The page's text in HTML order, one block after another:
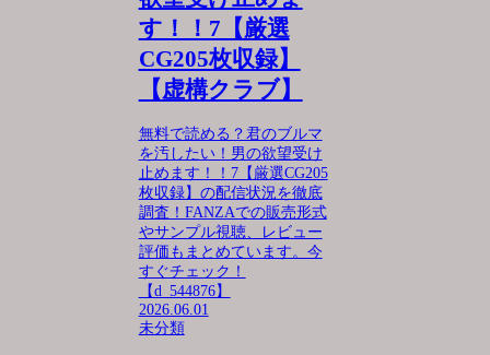
す！！7【厳選
CG205枚収録】
【虚構クラブ】
無料で読める？君のブルマ
を汚したい！男の欲望受け
止めます！！7【厳選CG205
枚収録】の配信状況を徹底
調査！FANZAでの販売形式
やサンプル視聴、レビュー
評価もまとめています。今
すぐチェック！
【d_544876】
2026.06.01
未分類